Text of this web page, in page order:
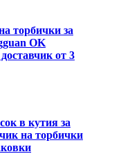
торбички за
OK
от 3
в кутия за
на торбички